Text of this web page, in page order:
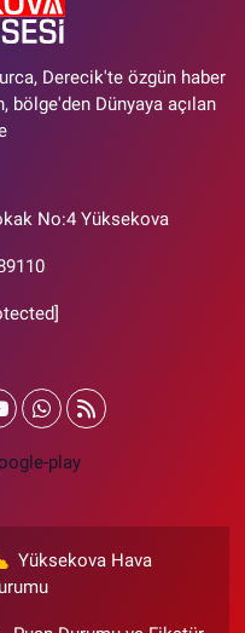
Derecik'te özgün haber
bölge'den Dünyaya açılan
No:4 Yüksekova
Yüksekova Hava